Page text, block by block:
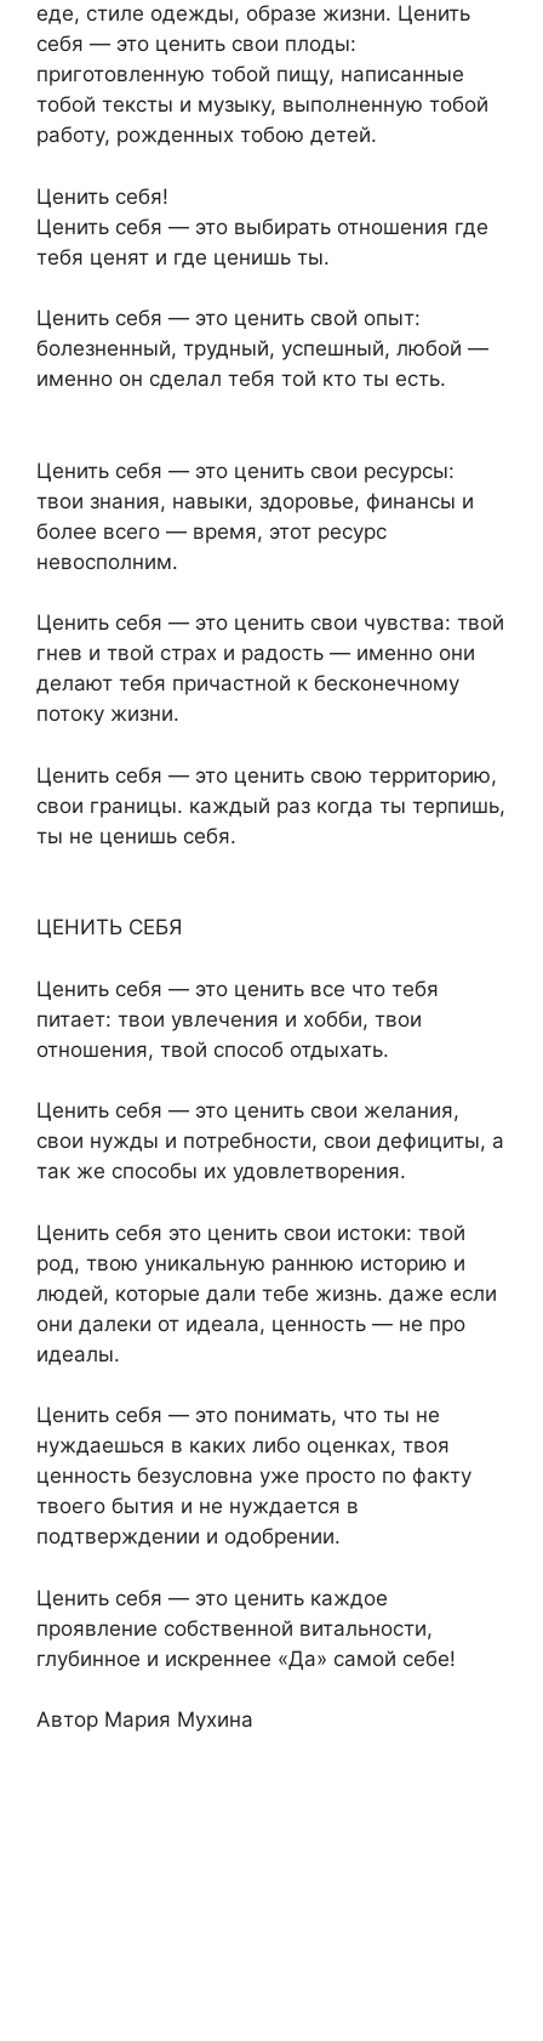
еде, стиле одежды, образе жизни. Ценить
себя — это ценить свои плоды:
приготовленную тобой пищу, написанные
тобой тексты и музыку, выполненную тобой
работу, рожденных тобою детей.
Ценить себя!
Ценить себя — это выбирать отношения где
тебя ценят и где ценишь ты.
Ценить себя — это ценить свой опыт:
болезненный, трудный, успешный, любой —
именно он сделал тебя той кто ты есть.
Ценить себя — это ценить свои ресурсы:
твои знания, навыки, здоровье, финансы и
более всего — время, этот ресурс
невосполним.
Ценить себя — это ценить свои чувства: твой
гнев и твой страх и радость — именно они
делают тебя причастной к бесконечному
потоку жизни.
Ценить себя — это ценить свою территорию,
свои границы. каждый раз когда ты терпишь,
ты не ценишь себя.
ЦЕНИТЬ СЕБЯ
Ценить себя — это ценить все что тебя
питает: твои увлечения и хобби, твои
отношения, твой способ отдыхать.
Ценить себя — это ценить свои желания,
свои нужды и потребности, свои дефициты, а
так же способы их удовлетворения.
Ценить себя это ценить свои истоки: твой
род, твою уникальную раннюю историю и
людей, которые дали тебе жизнь. даже если
они далеки от идеала, ценность — не про
идеалы.
Ценить себя — это понимать, что ты не
нуждаешься в каких либо оценках, твоя
ценность безусловна уже просто по факту
твоего бытия и не нуждается в
подтверждении и одобрении.
Ценить себя — это ценить каждое
проявление собственной витальности,
глубинное и искреннее «Да» самой себе!
Автор Мария Мухина